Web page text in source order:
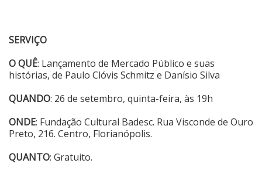
SERVIÇO
O QUÊ: Lançamento de Mercado Público e suas
histórias, de Paulo Clóvis Schmitz e Danísio Silva
QUANDO: 26 de setembro, quinta-feira, às 19h
ONDE: Fundação Cultural Badesc. Rua Visconde de Ouro
Preto, 216. Centro, Florianópolis.
QUANTO: Gratuito.